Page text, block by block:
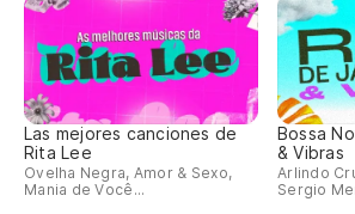
Las mejores canciones de
Rita Lee
Ovelha Negra, Amor & Sexo,
Mania de Você...
Bossa
& Vibras
Arlindo
Sergio